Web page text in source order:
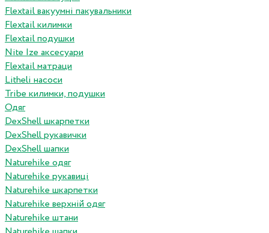
Flextail вакуумні пакувальники
Flextail килимки
Flextail подушки
Nite Ize аксесуари
Flextail матраци
Litheli насоси
Tribe килимки, подушки
Одяг
DexShell шкарпетки
DexShell рукавички
DexShell шапки
Naturehike одяг
Naturehike рукавиці
Naturehike шкарпетки
Naturehike верхній одяг
Naturehike штани